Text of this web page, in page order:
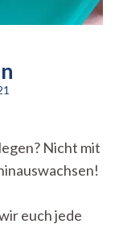
Nicht mit
euch jede